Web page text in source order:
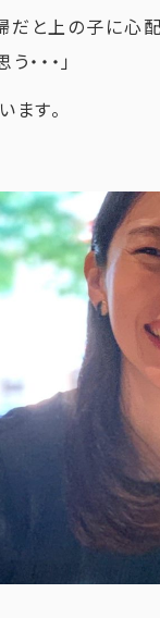
だと上の子に心
・・」
ます。